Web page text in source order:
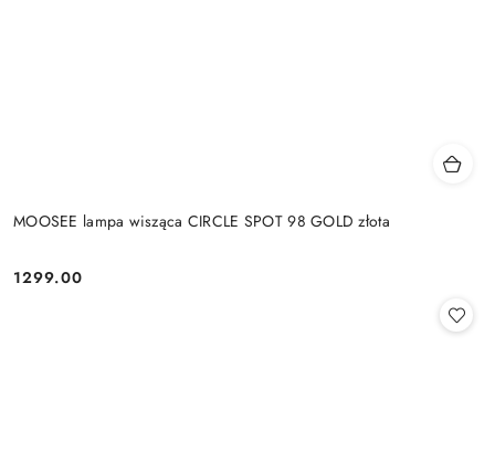
MOOSEE lampa wisząca CIRCLE SPOT 98 GOLD złota
Cena:
1299.00